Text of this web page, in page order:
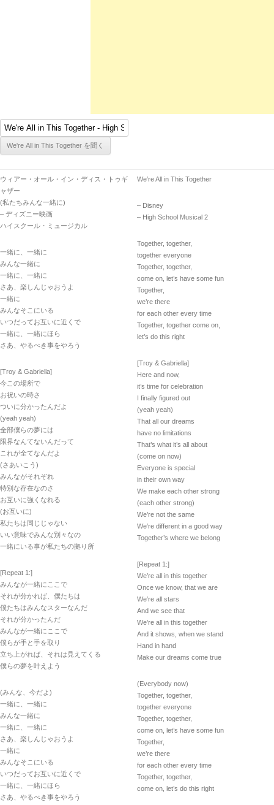
ウィアー・オール・イン・ディス・トゥギ
ャザー
(私たちみんな一緒に)
– ディズニー映画
ハイスクール・ミュージカル
一緒に、一緒に
みんな一緒に
一緒に、一緒に
さあ、楽しんじゃおうよ
一緒に
みんなそこにいる
いつだってお互いに近くで
一緒に、一緒にほら
さあ、やるべき事をやろう
[Troy & Gabriella]
今この場所で
お祝いの時さ
ついに分かったんだよ
(yeah yeah)
全部僕らの夢には
限界なんてないんだって
これが全てなんだよ
(さあいこう)
みんながそれぞれ
特別な存在なのさ
お互いに強くなれる
(お互いに)
私たちは同じじゃない
いい意味でみんな別々なの
一緒にいる事が私たちの拠り所
[Repeat 1:]
みんなが一緒にここで
それが分かれば、僕たちは
僕たちはみんなスターなんだ
それが分かったんだ
みんなが一緒にここで
僕らが手と手を取り
立ち上がれば、それは見えてくる
僕らの夢を叶えよう
(みんな、今だよ)
一緒に、一緒に
みんな一緒に
一緒に、一緒に
さあ、楽しんじゃおうよ
一緒に
みんなそこにいる
いつだってお互いに近くで
一緒に、一緒にほら
さあ、やるべき事をやろう
We’re All in This Together
– Disney
– High School Musical 2
Together, together,
together everyone
Together, together,
come on, let’s have some fun
Together,
we’re there
for each other every time
Together, together come on,
let’s do this right
[Troy & Gabriella]
Here and now,
it’s time for celebration
I finally figured out
(yeah yeah)
That all our dreams
have no limitations
That’s what it’s all about
(come on now)
Everyone is special
in their own way
We make each other strong
(each other strong)
We’re not the same
We’re different in a good way
Together’s where we belong
[Repeat 1:]
We’re all in this together
Once we know, that we are
We’re all stars
And we see that
We’re all in this together
And it shows, when we stand
Hand in hand
Make our dreams come true
(Everybody now)
Together, together,
together everyone
Together, together,
come on, let’s have some fun
Together,
we’re there
for each other every time
Together, together,
come on, let’s do this right